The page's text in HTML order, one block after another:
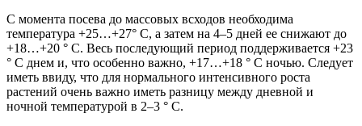
С момента посева до массовых всходов необходима
температура +25…+27° C, а затем на 4–5 дней ее снижают до
+18…+20 ° C. Весь последующий период поддерживается +23
° C днем и, что особенно важно, +17…+18 ° C ночью. Следует
иметь ввиду, что для нормального интенсивного роста
растений очень важно иметь разницу между дневной и
ночной температурой в 2–3 ° C.